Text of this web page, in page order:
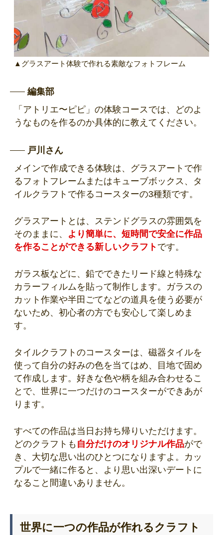
▲グラスアート体験で作れる素敵なフォトフレーム
編集部
「アトリエ〜ピピ」の体験コースでは、どのよ
うなものを作るのか具体的に教えてください。
戸川さん
メインで作成できる体験は、グラスアートで作
るフォトフレームまたはキューブボックス、タ
イルクラフトで作るコースターの3種類です。
グラスアートとは、ステンドグラスの雰囲気を
そのままに、 より簡単に、短時間で安全に作品
を作ることができる新しいクラフト です。
ガラス板などに、鉛でできたリード線と特殊な
カラーフィルムを貼って制作します。ガラスの
カット作業や半田ごてなどの道具を使う必要が
ないため、初心者の方でも安心して楽しめま
す。
タイルクラフトのコースターは、磁器タイルを
使って自分の好みの色を当てはめ、目地で固め
て作成します。好きな色や柄を組み合わせるこ
とで、世界に一つだけのコースターができあが
ります。
すべての作品は当日お持ち帰りいただけます。
どのクラフトも 自分だけのオリジナル作品がで
き、大切な思い出のひとつになりますよ。カッ
プルで一緒に作ると、より思い出深いデートに
なること間違いありません。
世界に一つの作品が作れるクラフト